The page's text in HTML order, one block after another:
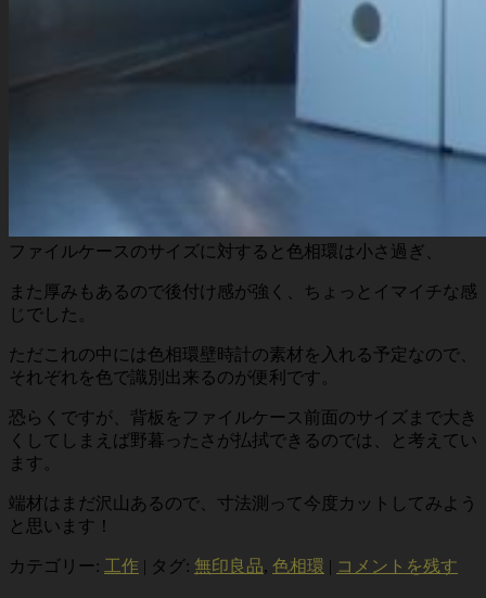
ファイルケースのサイズに対すると色相環は小さ過ぎ、
また厚みもあるので後付け感が強く、ちょっとイマイチな感
じでした。
ただこれの中には色相環壁時計の素材を入れる予定なので、
それぞれを色で識別出来るのが便利です。
恐らくですが、背板をファイルケース前面のサイズまで大き
くしてしまえば野暮ったさが払拭できるのでは、と考えてい
ます。
端材はまだ沢山あるので、寸法測って今度カットしてみよう
と思います！
カテゴリー: 工作 | タグ: 無印良品, 色相環 | コメントを残す